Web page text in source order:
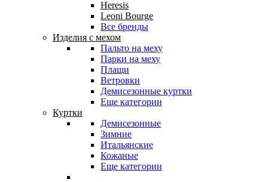
Heresis
Leoni Bourge
Все бренды
Изделия с мехом
Пальто на меху
Парки на меху
Плащи
Ветровки
Демисезонные куртки
Еще категории
Куртки
Демисезонные
Зимние
Итальянские
Кожаные
Еще категории